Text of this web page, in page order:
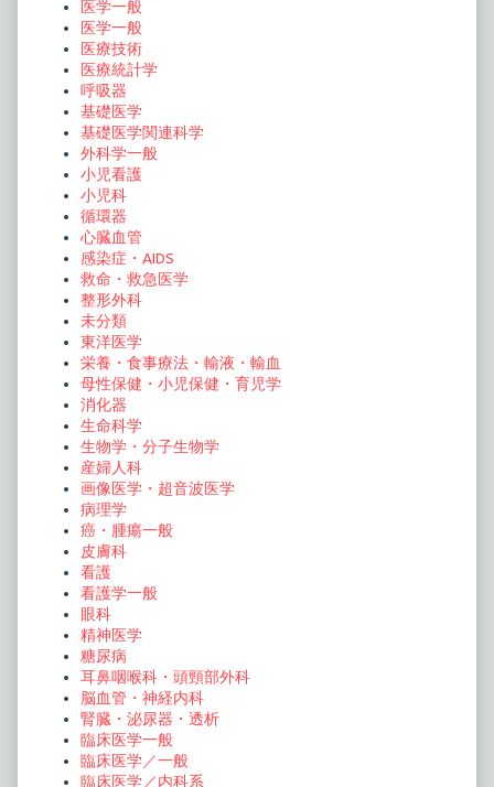
医学一般
医学一般
医療技術
医療統計学
呼吸器
基礎医学
基礎医学関連科学
外科学一般
小児看護
小児科
循環器
心臓血管
感染症・AIDS
救命・救急医学
整形外科
未分類
東洋医学
栄養・食事療法・輸液・輸血
母性保健・小児保健・育児学
消化器
生命科学
生物学・分子生物学
産婦人科
画像医学・超音波医学
病理学
癌・腫瘍一般
皮膚科
看護
看護学一般
眼科
精神医学
糖尿病
耳鼻咽喉科・頭頸部外科
脳血管・神経内科
腎臓・泌尿器・透析
臨床医学一般
臨床医学／一般
臨床医学／内科系